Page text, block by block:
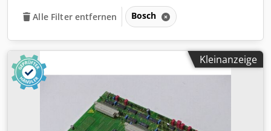
Alle Filter entfernen Bosch
Kleinanzeige